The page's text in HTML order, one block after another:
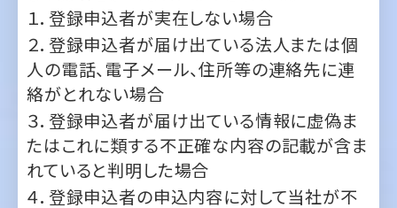
絡がとれない場合
３．登録申込者が届け出ている情報に虚偽ま
たはこれに類する不正確な内容の記載が含ま
れていると判明した場合
４．登録申込者の申込内容に対して当社が不
適切と判断した場合
５．登録申込者が反社会的勢力と判明した場
合